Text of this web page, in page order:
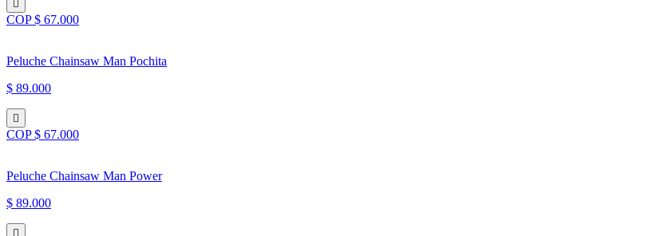
COP $ 67.000
Peluche Chainsaw Man Pochita
$ 89.000
COP $ 67.000
Peluche Chainsaw Man Power
$ 89.000